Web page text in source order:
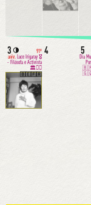
3 🌗
91º
aniv.
Luce Irigaray 🎖
- Filósofa e Activista
🏛✊🏼
🇧🇪🇫🇷
4 5
Dia